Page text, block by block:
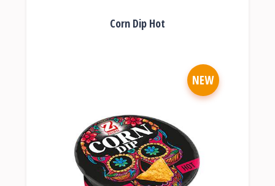
Corn Dip Hot
NEW